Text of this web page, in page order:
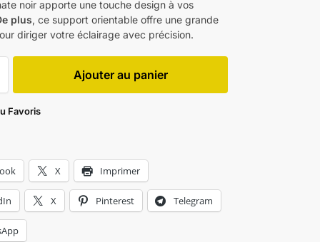
noir apporte une touche design à vos
plus, ce support orientable offre une grande
diriger votre éclairage avec précision.
Ajouter au panier
Favoris
X Imprimer
X Pinterest Telegram